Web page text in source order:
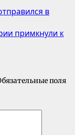
в
примкнули к
поля